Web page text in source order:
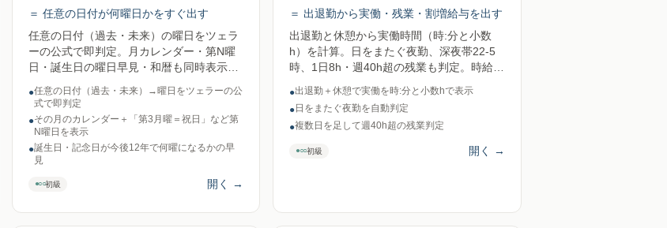
＝ 任意の日付が何曜日かをすぐ出す
任意の日付（過去・未来）の曜日をツェラ
ーの公式で即判定。月カレンダー・第N曜
日・誕生日の曜日早見・和暦も同時表示。
●任意の日付（過去・未来）→曜日をツェラーの公
式で即判定
●その月のカレンダー＋「第3月曜＝祝日」など第
N曜日を表示
●誕生日・記念日が今後12年で何曜になるかの早
見
●○○初級 開く →
＝ 出退勤から実働・残業・割増給与を出す
出退勤と休憩から実働時間（時:分と小数
h）を計算。日をまたぐ夜勤、深夜帯22-5
時、1日8h・週40h超の残業も判定。時給を
35%増の概算給与まで。送信ゼロ。
●出退勤＋休憩で実働を時:分と小数hで表示
●日をまたぐ夜勤を自動判定
●複数日を足して週40h超の残業判定
●○○初級 開く →